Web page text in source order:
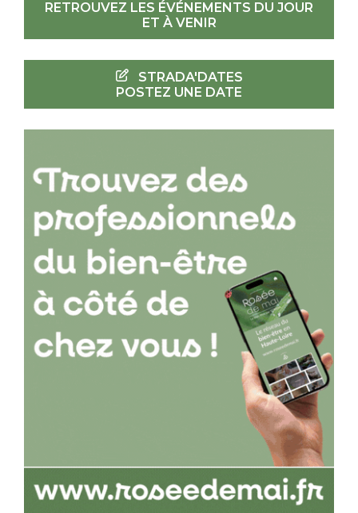
RETROUVEZ LES ÉVÉNEMENTS DU JOUR
ET À VENIR
STRADA'DATES
POSTEZ UNE DATE